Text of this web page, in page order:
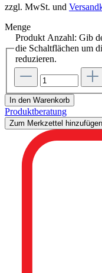
zzgl. MwSt. und
Menge
Produkt Anzahl: Gib
die Schaltflächen um
reduzieren.
In den Warenkorb
Produktberatung
Zum Merkzettel hinzufügen